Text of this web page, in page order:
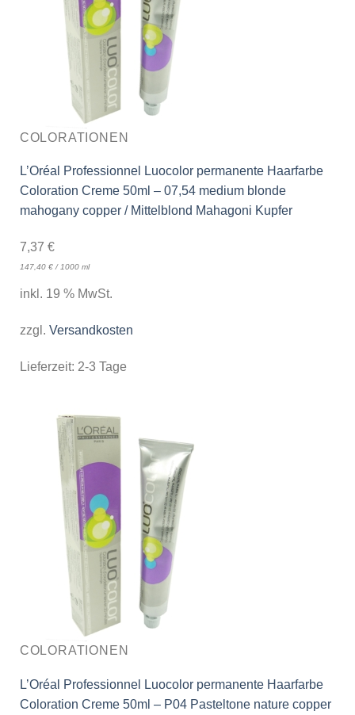
COLORATIONEN
L’Oréal Professionnel Luocolor permanente Haarfarbe
Coloration Creme 50ml – 07,54 medium blonde
mahogany copper / Mittelblond Mahagoni Kupfer
7,37 €
147,40 €/ 1000 ml
inkl. 19 % MwSt.
zzgl. Versandkosten
Lieferzeit: 2-3 Tage
COLORATIONEN
L’Oréal Professionnel Luocolor permanente Haarfarbe
Coloration Creme 50ml – P04 Pasteltone nature copper